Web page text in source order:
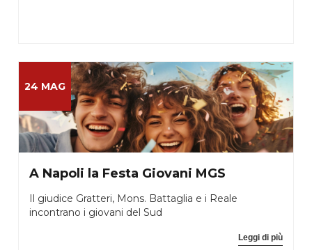
24 MAG
A Napoli la Festa Giovani MGS
Il giudice Gratteri, Mons. Battaglia e i Reale
incontrano i giovani del Sud
Leggi di più